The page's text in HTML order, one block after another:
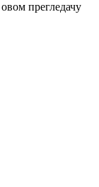
прегледачу